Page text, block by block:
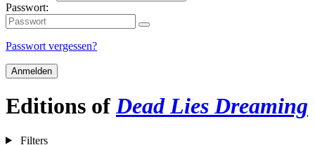
Passwort:
Passwort vergessen?
Anmelden
Editions ofDead Lies Dreaming
Filters